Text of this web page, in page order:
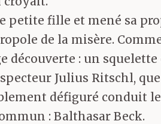
petite fille et mené sa
de la misère.
découverte : un
Julius Ritschl,
défiguré conduit
: Balthasar Beck.